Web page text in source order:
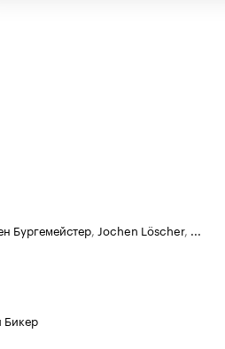
Бургемейстер, Jochen Löscher, ...
Бикер